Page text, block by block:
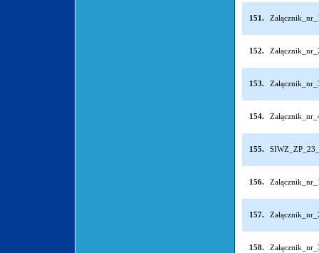
151.
152.
153.
154.
155.
156.
157.
158.